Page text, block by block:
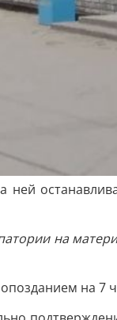
на
на 7